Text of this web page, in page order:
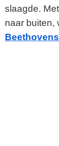
slaagde.
naar buiten,